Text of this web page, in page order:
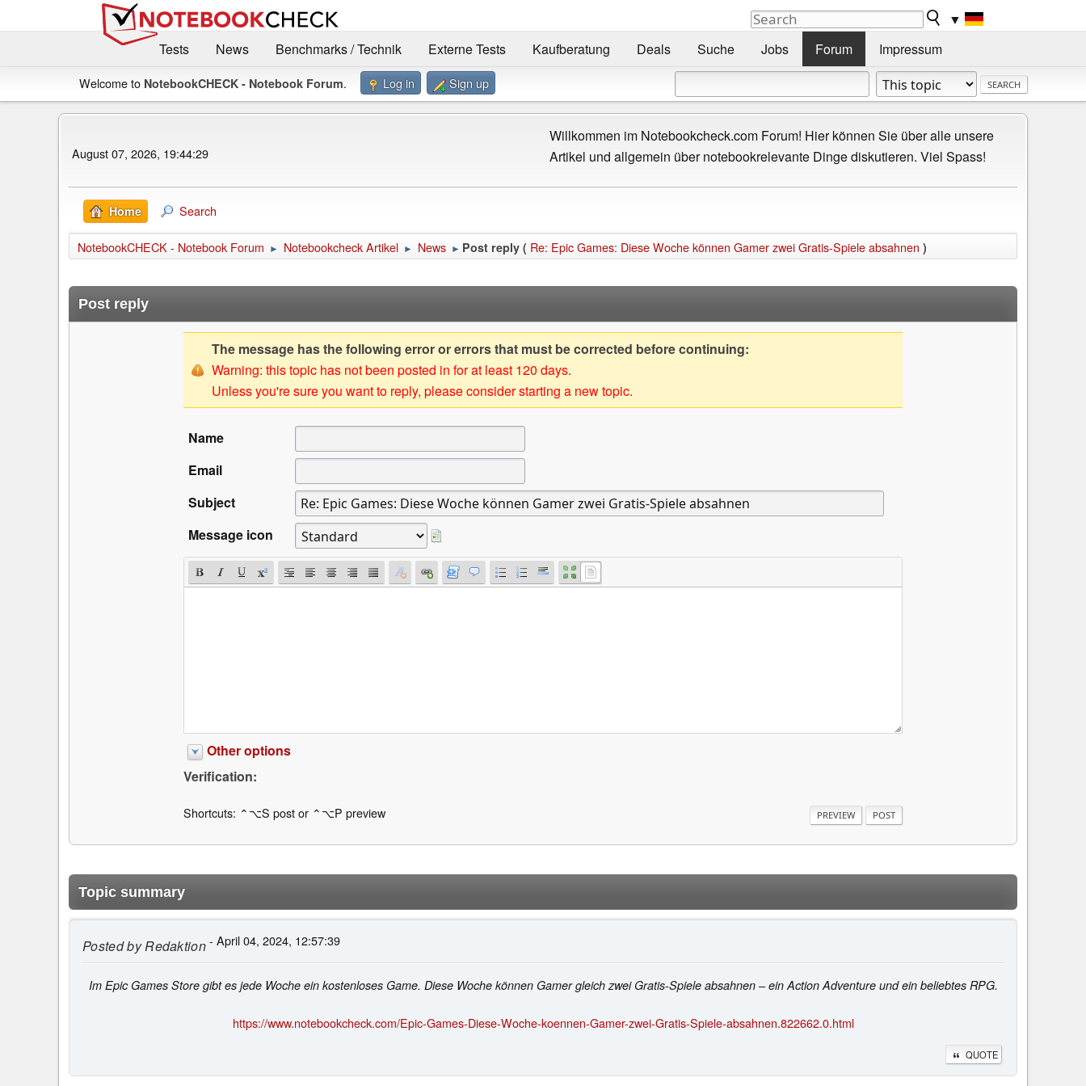
▼
Tests
News Benchmarks / Technik Externe Tests Kaufberatung Deals Suche Jobs Forum Impressum
Welcome to NotebookCHECK - Notebook Forum. Log in Sign up
August 07, 2026, 19:44:29
Willkommen im Notebookcheck.com Forum! Hier können Sie über alle unsere
Artikel und allgemein über notebookrelevante Dinge diskutieren. Viel Spass!
Home Search
NotebookCHECK - Notebook Forum ► Notebookcheck Artikel ► News ► Post reply ( Re: Epic Games: Diese Woche können Gamer zwei Gratis-Spiele absahnen )
Post reply
The message has the following error or errors that must be corrected before continuing:
Warning: this topic has not been posted in for at least 120 days.
Unless you're sure you want to reply, please consider starting a new topic.
Name
Email
Subject
Message icon
Other options
Verification:
Shortcuts: ⌃⌥S post or ⌃⌥P preview
Topic summary
Posted byRedaktion- April 04, 2024, 12:57:39
Im Epic Games Store gibt es jede Woche ein kostenloses Game. Diese Woche können Gamer gleich zwei Gratis-Spiele absahnen – ein Action Adventure und ein beliebtes RPG.
https://www.notebookcheck.com/Epic-Games-Diese-Woche-koennen-Gamer-zwei-Gratis-Spiele-absahnen.822662.0.html
QUOTE